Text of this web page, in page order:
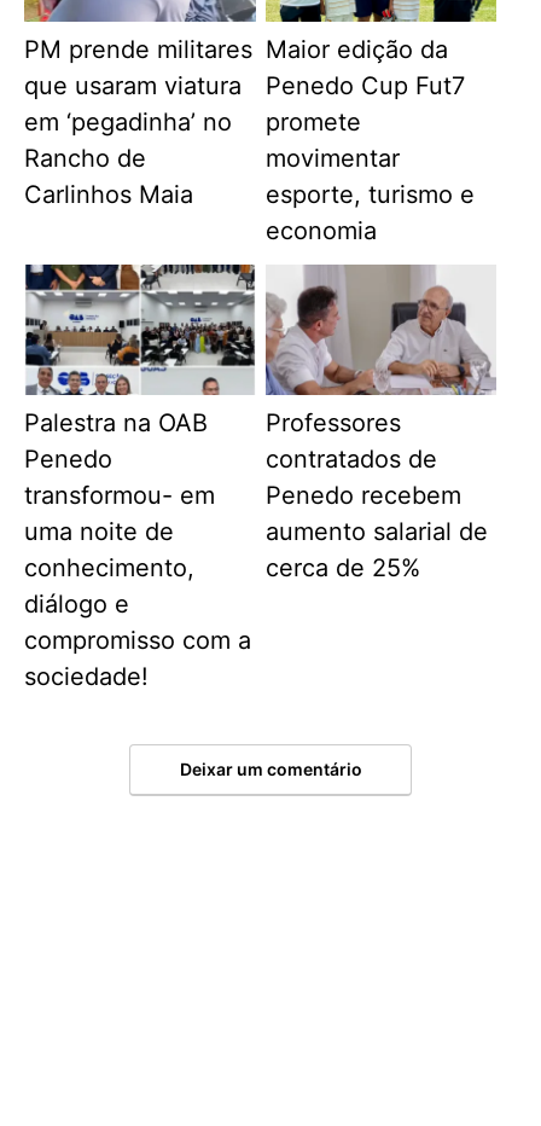
PM prende militares
que usaram viatura
em ‘pegadinha’ no
Rancho de
Carlinhos Maia
Maior edição da
Penedo Cup Fut7
promete
movimentar
esporte, turismo e
economia
Palestra na OAB
Penedo
transformou- em
uma noite de
conhecimento,
diálogo e
compromisso com a
sociedade!
Professores
contratados de
Penedo recebem
aumento salarial de
cerca de 25%
Deixar um comentário